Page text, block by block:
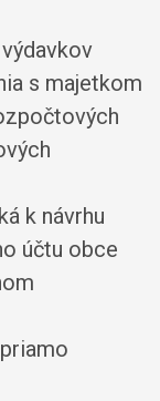
s majetkom
k návrhu
účtu obce